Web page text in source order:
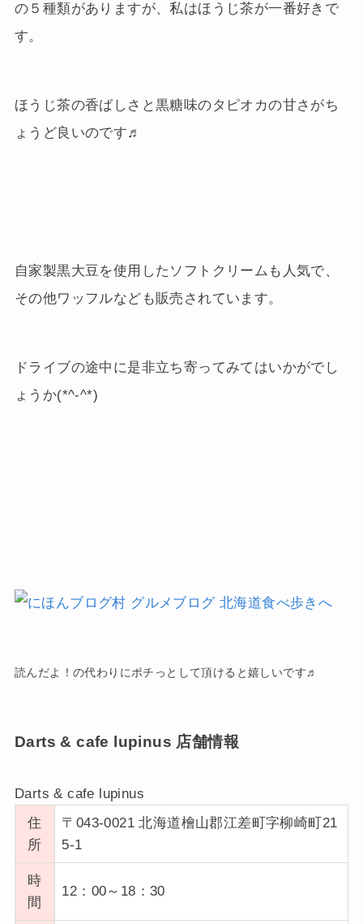
の５種類がありますが、私はほうじ茶が一番好きで
す。
ほうじ茶の香ばしさと黒糖味のタピオカの甘さがち
ょうど良いのです♬
自家製黒大豆を使用したソフトクリームも人気で、
その他ワッフルなども販売されています。
ドライブの途中に是非立ち寄ってみてはいかがでし
ょうか(*^-^*)
読んだよ！の代わりにポチっとして頂けると嬉しいです♬
Darts & cafe lupinus 店舗情報
Darts & cafe lupinus
住
所
〒043-0021 北海道檜山郡江差町字柳崎町21
5-1
時
間
12：00～18：30